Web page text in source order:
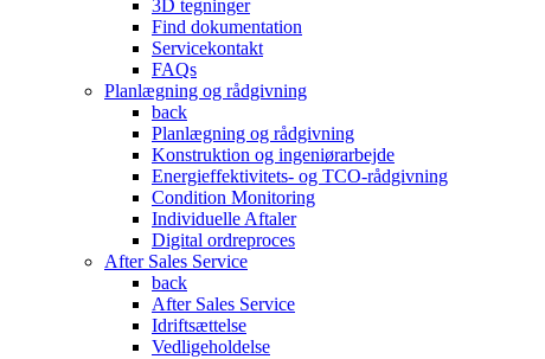
3D tegninger
Find dokumentation
Servicekontakt
FAQs
Planlægning og rådgivning
back
Planlægning og rådgivning
Konstruktion og ingeniørarbejde
Energieffektivitets- og TCO-rådgivning
Condition Monitoring
Individuelle Aftaler
Digital ordreproces
After Sales Service
back
After Sales Service
Idriftsættelse
Vedligeholdelse